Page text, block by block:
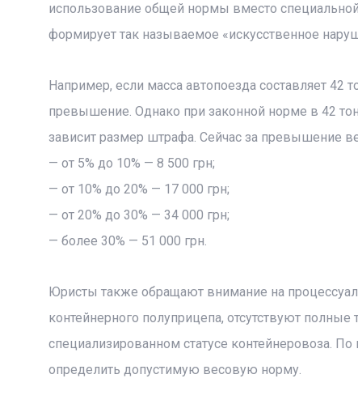
использование общей нормы вместо
формирует так называемое «искусственное
Например, если масса автопоезда составляет 42
превышение. Однако при законной норме в 42
зависит размер штрафа. Сейчас за превышение
— от 5% до 10% — 8 500 грн;
— от 10% до 20% — 17 000 грн;
— от 20% до 30% — 34 000 грн;
— более 30% — 51 000 грн.
Юристы также обращают внимание на
контейнерного полуприцепа, отсутствуют
специализированном статусе контейнеровоза.
определить допустимую весовую норму.